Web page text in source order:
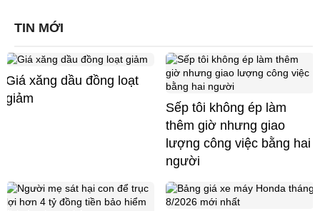
TIN MỚI
Giá xăng dầu đồng loạt
giảm
Sếp tôi không ép làm
thêm giờ nhưng giao
lượng công việc bằng hai
người